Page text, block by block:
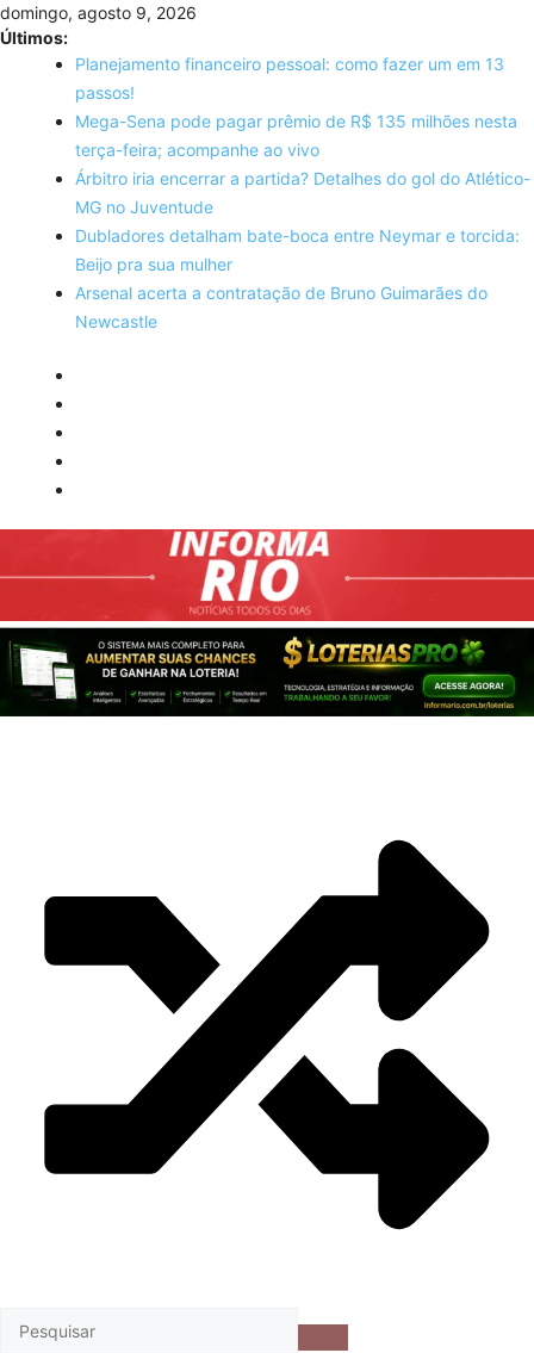
Skip
to
content
domingo, agosto 9, 2026
Últimos:
Planejamento financeiro pessoal: como fazer um em 13
passos!
Mega-Sena pode pagar prêmio de R$ 135 milhões nesta
terça-feira; acompanhe ao vivo
Árbitro iria encerrar a partida? Detalhes do gol do Atlético-
MG no Juventude
Dubladores detalham bate-boca entre Neymar e torcida:
Beijo pra sua mulher
Arsenal acerta a contratação de Bruno Guimarães do
Newcastle